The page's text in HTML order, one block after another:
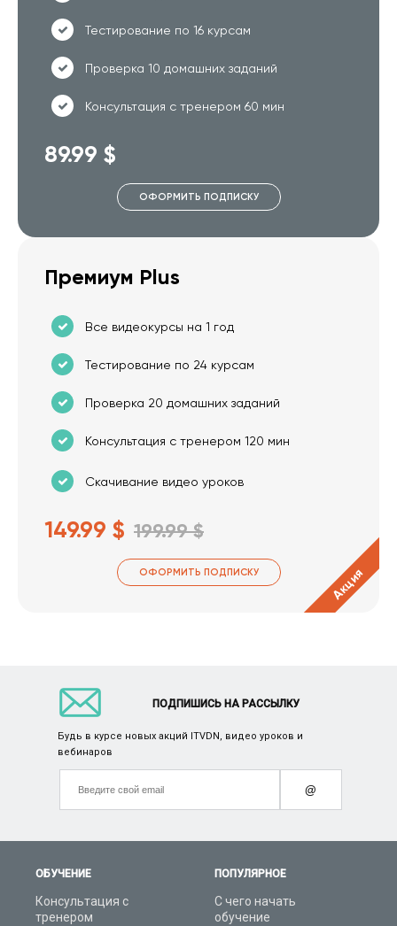
Тестирование по 16 курсам
Проверка 10 домашних заданий
Консультация с тренером 60 мин
89.99 $
ОФОРМИТЬ ПОДПИСКУ
Премиум Plus
Все видеокурсы на 1 год
Тестирование по 24 курсам
Проверка 20 домашних заданий
Консультация с тренером 120 мин
Скачивание видео уроков
149.99 $ 199.99 $
ОФОРМИТЬ ПОДПИСКУ Акция
ОБУЧЕНИЕ
Консультация с
тренером
ПОПУЛЯРНОЕ
С чего начать
обучение
ПОДПИШИСЬ НА РАССЫЛКУ
Будь в курсе новых акций ITVDN, видео уроков и
вебинаров
@